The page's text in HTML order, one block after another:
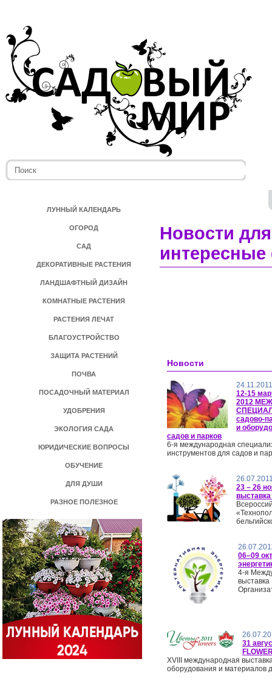
ЛУННЫЙ КАЛЕНДАРЬ
ОГОРОД
САД
ДЕКОРАТИВНЫЕ РАСТЕНИЯ
ЛАНДШАФТНЫЙ ДИЗАЙН
КОМНАТНЫЕ РАСТЕНИЯ
РАСТЕНИЯ ЛЕЧАТ
БЛАГОУСТРОЙСТВО
ЗАЩИТА РАСТЕНИЙ
ПОЧВА
ПОСАДОЧНЫЙ МАТЕРИАЛ
УДОБРЕНИЯ
ЭКОЛОГИЯ САДА
ЮРИДИЧЕСКИЕ ВОПРОСЫ
ОБУЧЕНИЕ
ДЛЯ ДУШИ
РАЗНОЕ ПОЛЕЗНОЕ
Новости
Новости
24.11.2011
12-15
2012
садово-
и
садов и парков
6-я международная
инструментов для садов и
23 – 26
06–09
4-я
31
XVIIІ международная
оборудования и материалов